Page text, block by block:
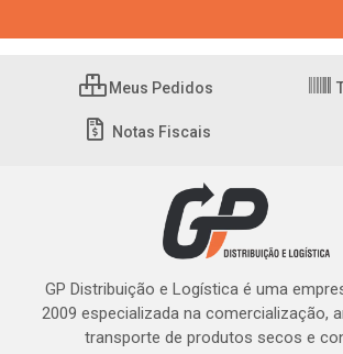
Meus Pedidos
Notas Fiscais
GP Distribuição e Logística é uma
2009 especializada na comercialização,
transporte de produtos secos e